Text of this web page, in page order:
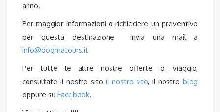
anno.
Per maggior informazioni o richiedere un preventivo
per questa destinazione invia una mail a
info@dogmatours.it
Per tutte le altre nostre offerte di viaggio,
consultate il nostro sitoil nostro sito, il nostroblog
oppure su Facebook.